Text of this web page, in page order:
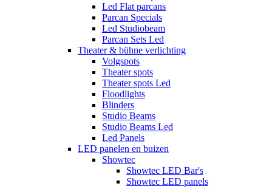
Led Flat parcans
Parcan Specials
Led Studiobeam
Parcan Sets Led
Theater & bühne verlichting
Volgspots
Theater spots
Theater spots Led
Floodlights
Blinders
Studio Beams
Studio Beams Led
Led Panels
LED panelen en buizen
Showtec
Showtec LED Bar's
Showtec LED panels